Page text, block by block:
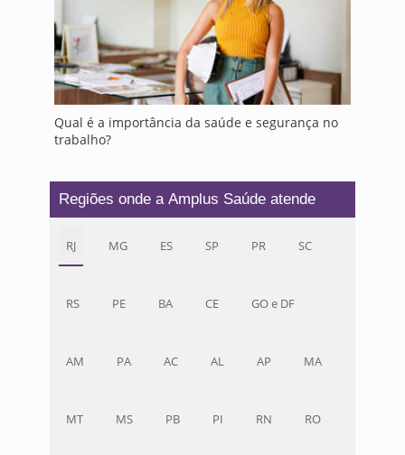
Qual é a importância da saúde e segurança no
trabalho?
Regiões onde a Amplus Saúde atende
RJ MG ES SP PR SC
RS PE BA CE GO e DF
AM PA AC AL AP MA
MT MS PB PI RN RO